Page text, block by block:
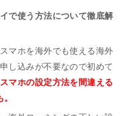
で使う方法について徹底解
マホを海外でも使える海外
し込みが不要なので初めて
スマホの設定方法を間違える